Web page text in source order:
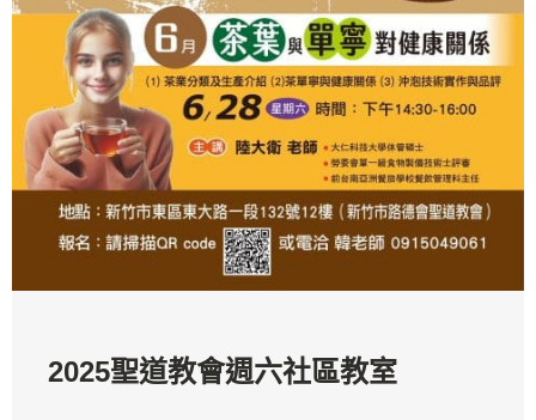
2025聖道教會週六社區教室